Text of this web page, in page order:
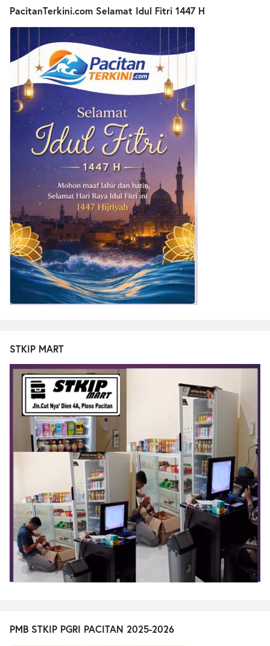
PacitanTerkini.com Selamat Idul Fitri 1447 H
STKIP MART
PMB STKIP PGRI PACITAN 2025-2026